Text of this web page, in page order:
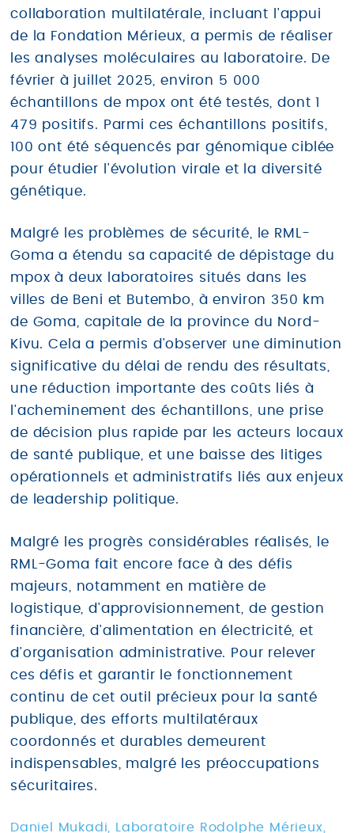
collaboration multilatérale, incluant l'appui
de la Fondation Mérieux, a permis de réaliser
les analyses moléculaires au laboratoire. De
février à juillet 2025, environ 5 000
échantillons de mpox ont été testés, dont 1
479 positifs. Parmi ces échantillons positifs,
100 ont été séquencés par génomique ciblée
pour étudier l'évolution virale et la diversité
génétique.
Malgré les problèmes de sécurité, le RML-
Goma a étendu sa capacité de dépistage du
mpox à deux laboratoires situés dans les
villes de Beni et Butembo, à environ 350 km
de Goma, capitale de la province du Nord-
Kivu. Cela a permis d'observer une diminution
significative du délai de rendu des résultats,
une réduction importante des coûts liés à
l'acheminement des échantillons, une prise
de décision plus rapide par les acteurs locaux
de santé publique, et une baisse des litiges
opérationnels et administratifs liés aux enjeux
de leadership politique.
Malgré les progrès considérables réalisés, le
RML-Goma fait encore face à des défis
majeurs, notamment en matière de
logistique, d'approvisionnement, de gestion
financière, d'alimentation en électricité, et
d'organisation administrative. Pour relever
ces défis et garantir le fonctionnement
continu de cet outil précieux pour la santé
publique, des efforts multilatéraux
coordonnés et durables demeurent
indispensables, malgré les préoccupations
sécuritaires.
Daniel Mukadi, Laboratoire Rodolphe Mérieux,